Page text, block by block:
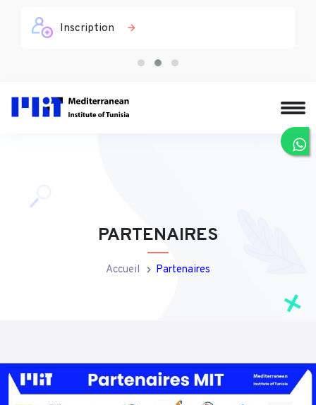
Inscription
PARTENAIRES
Accueil Partenaires